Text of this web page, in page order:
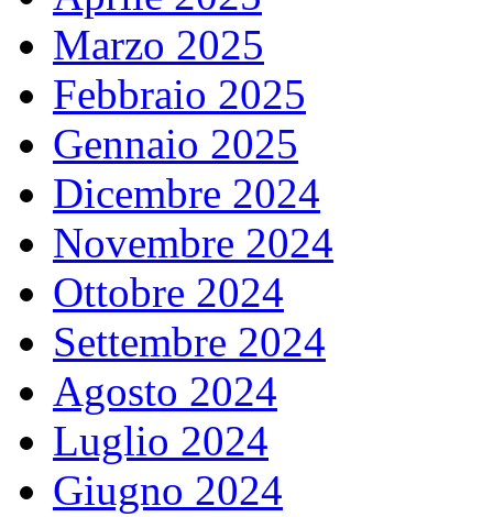
Marzo 2025
Febbraio 2025
Gennaio 2025
Dicembre 2024
Novembre 2024
Ottobre 2024
Settembre 2024
Agosto 2024
Luglio 2024
Giugno 2024